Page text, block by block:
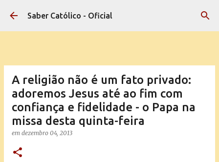
Pular para o conteúdo principal
Saber Católico - Oficial
A religião não é um fato privado:
adoremos Jesus até ao fim com
confiança e fidelidade - o Papa na
missa desta quinta-feira
em dezembro 04, 2013